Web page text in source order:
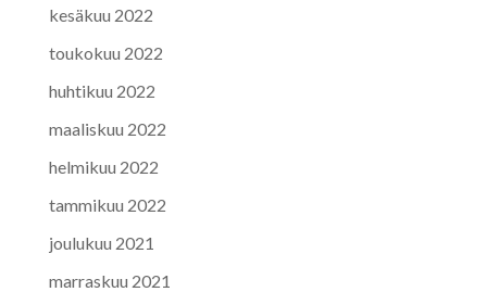
kesäkuu 2022
toukokuu 2022
huhtikuu 2022
maaliskuu 2022
helmikuu 2022
tammikuu 2022
joulukuu 2021
marraskuu 2021